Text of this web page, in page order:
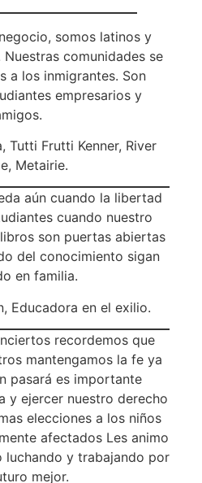
somos latinos y
comunidades se
a los inmigrantes. Son
empresarios y
Tutti Frutti Kenner, River
Metairie.
aún cuando la libertad
cuando nuestro
son puertas abiertas
del conocimiento sigan
en familia.
Educadora en el exilio.
recordemos que
mantengamos la fe ya
pasará es importante
y ejercer nuestro derecho
elecciones a los niños
afectados Les animo
luchando y trabajando por
mejor.